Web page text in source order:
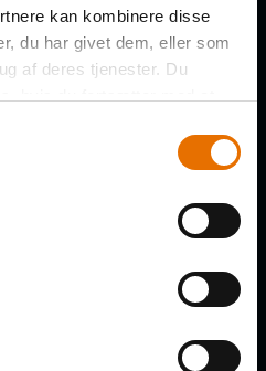
kan kombinere disse
du har givet dem, eller som
af deres tjenester. Du